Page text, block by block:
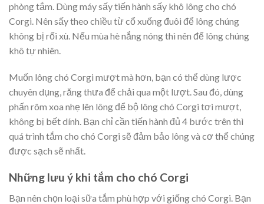
phòng tắm. Dùng máy sấy tiến hành sấy khô lông cho chó
Corgi. Nên sấy theo chiều từ cổ xuống đuôi để lông chúng
không bị rối xù. Nếu mùa hè nắng nóng thì nên để lông chúng
khô tự nhiên.
Muốn lông chó Corgi mượt mà hơn, bạn có thể dùng lược
chuyên dụng, răng thưa để chải qua một lượt. Sau đó, dùng
phấn rôm xoa nhẹ lên lông để bộ lông chó Corgi tơi mượt,
không bị bết dính. Bạn chỉ cần tiến hành đủ 4 bước trên thì
quá trình tắm cho chó Corgi sẽ đảm bảo lông và cơ thể chúng
được sạch sẽ nhất.
Những lưu ý khi tắm cho chó Corgi
Bạn nên chọn loại sữa tắm phù hợp với giống chó Corgi. Bạn